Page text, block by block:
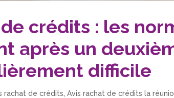
crédits : les
après un
difficile
rachat de crédits,Avis rachat de crédits la